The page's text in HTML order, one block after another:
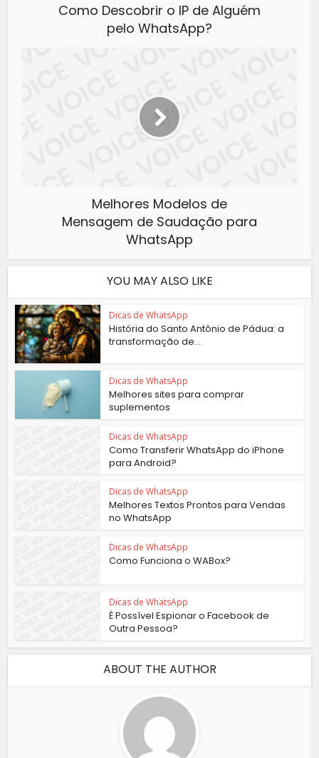
Como Descobrir o IP de Alguém
pelo WhatsApp?
Melhores Modelos de
Mensagem de Saudação para
WhatsApp
YOU MAY ALSO LIKE
Dicas de WhatsApp
História do Santo Antônio de Pádua: a
transformação de...
Dicas de WhatsApp
Melhores sites para comprar
suplementos
Dicas de WhatsApp
Como Transferir WhatsApp do iPhone
para Android?
Dicas de WhatsApp
Melhores Textos Prontos para Vendas
no WhatsApp
Dicas de WhatsApp
Como Funciona o WABox?
Dicas de WhatsApp
É Possível Espionar o Facebook de
Outra Pessoa?
ABOUT THE AUTHOR